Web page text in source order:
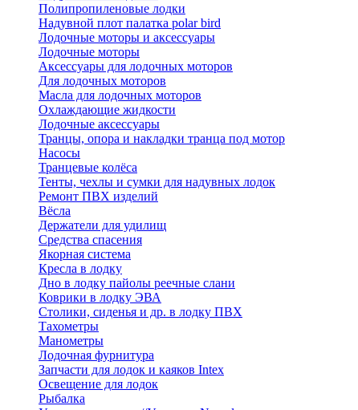
Полипропиленовые лодки
Надувной плот палатка polar bird
Лодочные моторы и аксессуары
Лодочные моторы
Аксессуары для лодочных моторов
Для лодочных моторов
Масла для лодочных моторов
Охлаждающие жидкости
Лодочные аксессуары
Транцы, опора и накладки транца под мотор
Насосы
Транцевые колёса
Тенты, чехлы и сумки для надувных лодок
Ремонт ПВХ изделий
Вёсла
Держатели для удилищ
Средства спасения
Якорная система
Кресла в лодку
Дно в лодку пайолы реечные слани
Коврики в лодку ЭВА
Столики, сиденья и др. в лодку ПВХ
Тахометры
Манометры
Лодочная фурнитура
Запчасти для лодок и каяков Intex
Освещение для лодок
Рыбалка